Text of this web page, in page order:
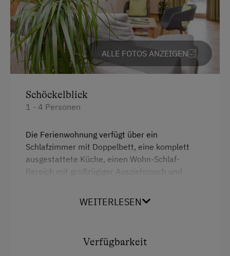
Spielzeug
Ausstattung der Wohneinheit
Bettwäsche vorhanden
Geschirr vorhanden
Gästeküche
Holzterrasse
Kaffeemaschine
Mikrowelle
Geschirrspüler
Ohne Verpflegung
ALLE FOTOS ANZEIGEN
Schöckelblick
1 - 4 Personen
Die Ferienwohnung verfügt über ein
Schlafzimmer mit Doppelbett, eine komplett
ausgestattete Küche, einen Wohn-Schlaf-
Bereich mit großzügiger Ausziehcouch und
Die Wohnung ist gemütlich und modern mit
Bad und WC sind getrennt.
WEITERLESEN
Verfügbarkeit